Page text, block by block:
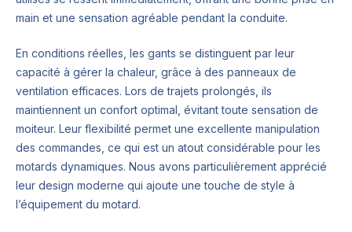
main et une sensation agréable pendant la conduite.
En conditions réelles, les gants se distinguent par leur
capacité à gérer la chaleur, grâce à des panneaux de
ventilation efficaces. Lors de trajets prolongés, ils
maintiennent un confort optimal, évitant toute sensation de
moiteur. Leur flexibilité permet une excellente manipulation
des commandes, ce qui est un atout considérable pour les
motards dynamiques. Nous avons particulièrement apprécié
leur design moderne qui ajoute une touche de style à
l’équipement du motard.